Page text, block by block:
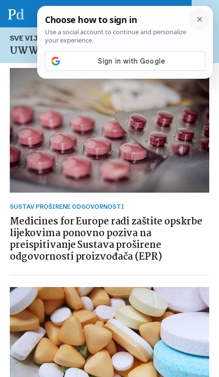
SVE VIJESTI NA TEMU:
UWWTD
SUSTAV PROŠIRENE ODGOVORNOSTI
Medicines for Europe radi zaštite opskrbe
lijekovima ponovno poziva na
preispitivanje Sustava proširene
odgovornosti proizvođača (EPR)